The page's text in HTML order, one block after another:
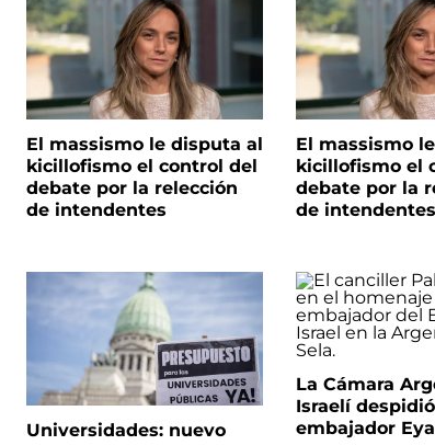
El massismo le disputa al
kicillofismo el control del
debate por la relección
de intendentes
El massismo
kicillofismo el
debate por la
de intendentes
Universidades: nuevo
La Cámara
Israelí
embajador